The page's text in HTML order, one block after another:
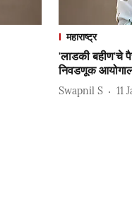
महाराष्ट्र
'लाडकी बहीण'चे
निवडणूक
Swapnil S 11